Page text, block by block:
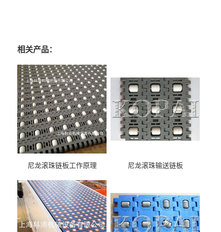
相关产品：
尼龙滚珠链板工作原理 尼龙滚珠输送链板